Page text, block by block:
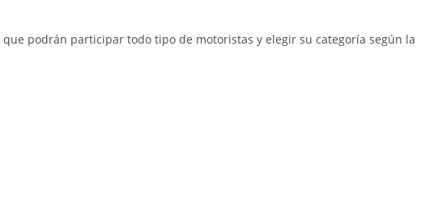
podrán participar todo tipo de motoristas y elegir su categoría según la